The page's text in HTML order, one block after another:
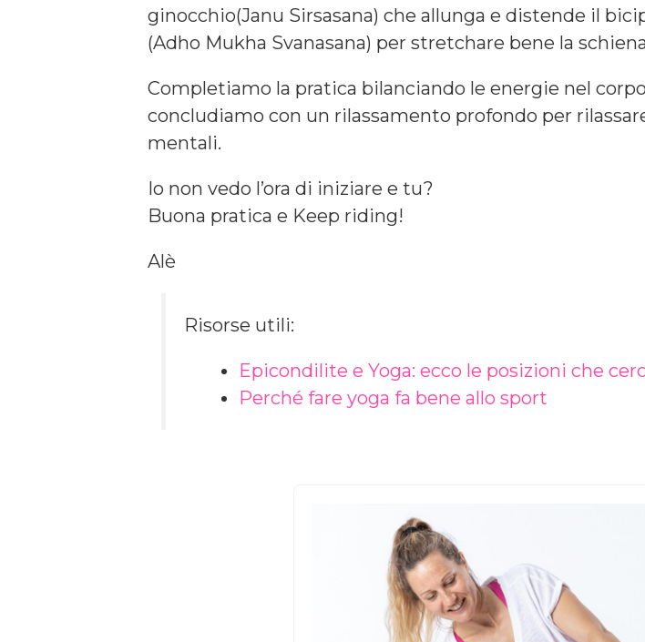
ginocchio(Janu Sirsasana) che allunga e distende il
(Adho Mukha Svanasana) per stretchare bene la
Completiamo la pratica bilanciando le energie nel
concludiamo con un rilassamento profondo per
mentali.
Io non vedo l’ora di iniziare e tu?
Buona pratica e Keep riding!
Alè
Risorse utili:
Epicondilite e Yoga: ecco le posizioni che
Perché fare yoga fa bene allo sport